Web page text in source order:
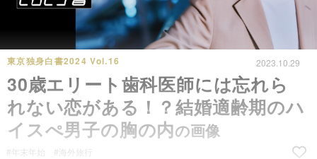
東京独身白書2024 Vol.16 2023.10.29
30歳エリート歯科医師には忘れら
れない恋がある！？結婚適齢期のハ
イスぺ男子の胸の内の画像
#年末年始 #海外旅行